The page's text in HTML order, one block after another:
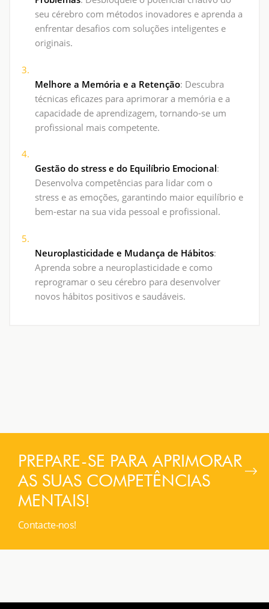
seu cérebro com métodos inovadores e aprenda a
enfrentar desafios com soluções inteligentes e
originais.
Melhore a Memória e a Retenção: Descubra
técnicas eficazes para aprimorar a memória e a
capacidade de aprendizagem, tornando-se um
profissional mais competente.
Gestão do stress e do Equilíbrio Emocional:
Desenvolva competências para lidar com o
stress e as emoções, garantindo maior equilíbrio e
bem-estar na sua vida pessoal e profissional.
Neuroplasticidade e Mudança de Hábitos:
Aprenda sobre a neuroplasticidade e como
reprogramar o seu cérebro para desenvolver
novos hábitos positivos e saudáveis.
PREPARE-SE PARA APRIMORAR
AS SUAS COMPETÊNCIAS
MENTAIS!
Contacte-nos!